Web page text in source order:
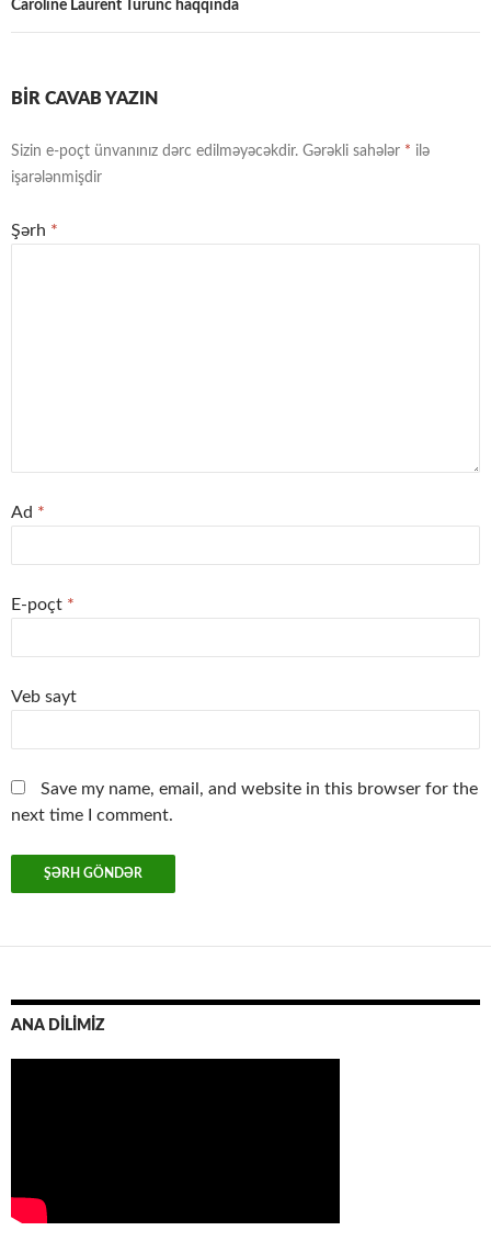
Caroline Laurent Turunc haqqında
BIR CAVAB YAZIN
Sizin e-poçt ünvanınız dərc edilməyəcəkdir. Gərəkli sahələr * ilə
işarələnmişdir
Şərh *
Ad *
E-poçt *
Veb sayt
Save my name, email, and website in this browser for the
next time I comment.
ANA DİLİMİZ